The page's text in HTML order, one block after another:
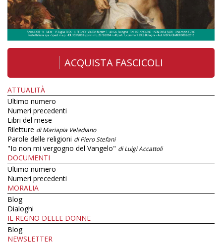
ACQUISTA FASCICOLI
ATTUALITÀ
Ultimo numero
Numeri precedenti
Libri del mese
Riletture di Mariapia Veladiano
Parole delle religioni di Piero Stefani
"Io non mi vergogno del Vangelo" di Luigi Accattoli
DOCUMENTI
Ultimo numero
Numeri precedenti
MORALIA
Blog
Dialoghi
IL REGNO DELLE DONNE
Blog
NEWSLETTER